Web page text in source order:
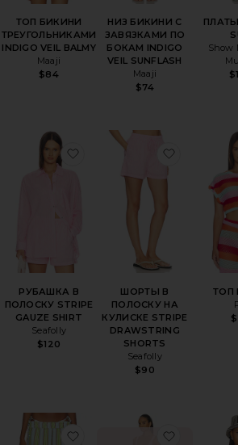
ТОП БИКИНИ
ТРЕУГОЛЬНИКАМИ
INDIGO VEIL BALMY
Maaji
$84
НИЗ БИКИНИ С
ЗАВЯЗКАМИ ПО
БОКАМ INDIGO
VEIL SUNFLASH
Maaji
$74
Show
избранноеПЛАТЬЕ ALIELLE
РУБАШКА В
ПОЛОСКУ STRIPE
GAUZE SHIRT
Seafolly
$120
избранноеРУБАШКА В
ШОРТЫ В
ПОЛОСКУ НА
КУЛИСКЕ STRIPE
DRAWSTRING
SHORTS
Seafolly
$90
ТОП
избранноеБРЮКИ BREEизбранноеШИРОКИЕ